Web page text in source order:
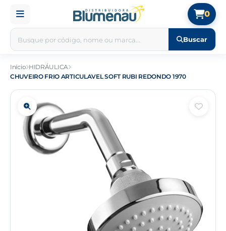
Buscar
0
Início HIDRÁULICA
CHUVEIRO FRIO ARTICULAVEL SOFT RUBI REDONDO 1970